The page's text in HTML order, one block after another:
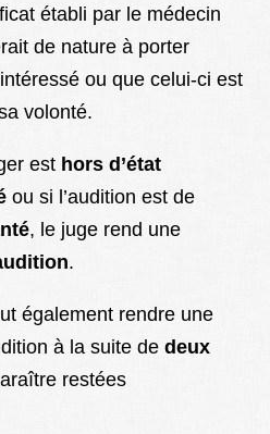
établi par le médecin
de nature à porter
ou que celui-ci est
volonté.
est hors d’état
ou si l’audition est de
, le juge rend une
.
également rendre une
à la suite de deux
restées